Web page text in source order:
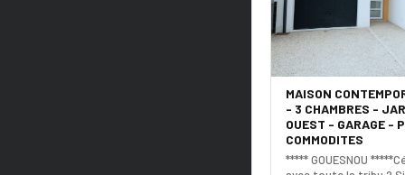
MAISON
- 3 CHAMBRES -
OUEST - GARAGE -
COMMODITES
***** GOUESNOU